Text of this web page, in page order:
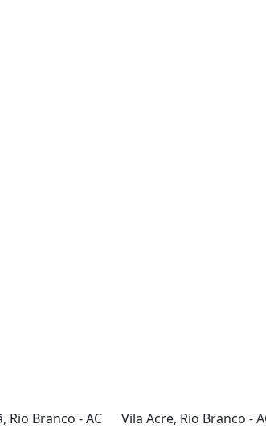
em Aeroporto
Rio Branco - AC
Vila Acre, Rio Branco -